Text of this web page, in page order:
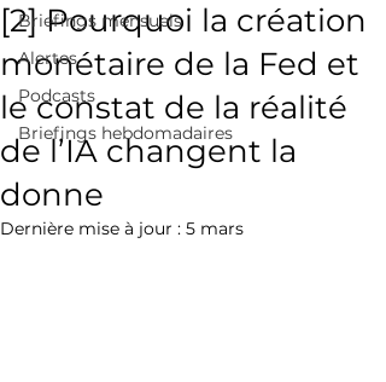
Briefings mensuels
Alertes
Podcasts
Briefings hebdomadaires
[2] Pourquoi la création
monétaire de la Fed et
le constat de la réalité
de l’IA changent la
donne
Dernière mise à jour : 5 mars